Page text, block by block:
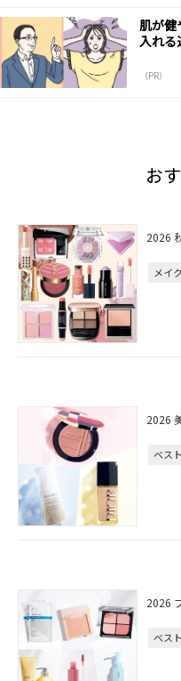
肌が健
入れる
（PR）
お
2026
メイ
2026
ベス
2026
ベス